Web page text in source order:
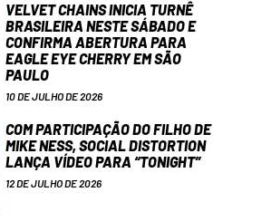
VELVET CHAINS INICIA TURNÊ
BRASILEIRA NESTE SÁBADO E
CONFIRMA ABERTURA PARA
EAGLE EYE CHERRY EM SÃO
PAULO
10 DE JULHO DE 2026
COM PARTICIPAÇÃO DO FILHO DE
MIKE NESS, SOCIAL DISTORTION
LANÇA VÍDEO PARA “TONIGHT”
12 DE JULHO DE 2026